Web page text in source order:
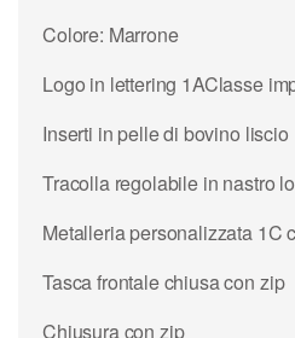
Colore: Marrone
Logo in lettering 1AClasse
Inserti in pelle di bovino liscio
Tracolla regolabile in nastro
Metalleria personalizzata 1C
Tasca frontale chiusa con zip
Chiusura con zip